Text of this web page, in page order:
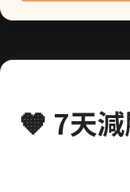
🧡 7天